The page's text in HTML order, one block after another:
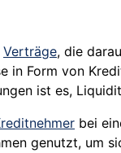
Verträge, die
in Form von
ist es,
bei
genutzt, um